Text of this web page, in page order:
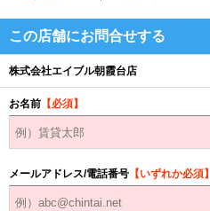
この店舗にお問合せする
株式会社エイブル朝霞台店
お名前 【必須】
メールアドレス/電話番号 【いずれか必須】